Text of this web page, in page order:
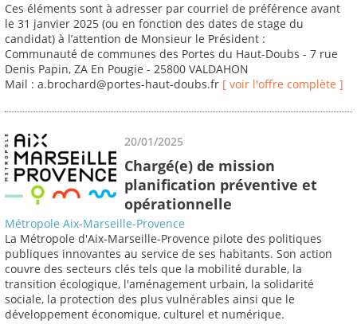
Ces éléments sont à adresser par courriel de préférence avant
le 31 janvier 2025 (ou en fonction des dates de stage du
candidat) à l’attention de Monsieur le Président :
Communauté de communes des Portes du Haut-Doubs - 7 rue
Denis Papin, ZA En Pougie - 25800 VALDAHON
Mail : a.brochard@portes-haut-doubs.fr [ voir l'offre complète ]
20/01/2025
Chargé(e) de mission
planification préventive et
opérationnelle
Métropole Aix-Marseille-Provence
La Métropole d'Aix-Marseille-Provence pilote des politiques
publiques innovantes au service de ses habitants. Son action
couvre des secteurs clés tels que la mobilité durable, la
transition écologique, l'aménagement urbain, la solidarité
sociale, la protection des plus vulnérables ainsi que le
développement économique, culturel et numérique.